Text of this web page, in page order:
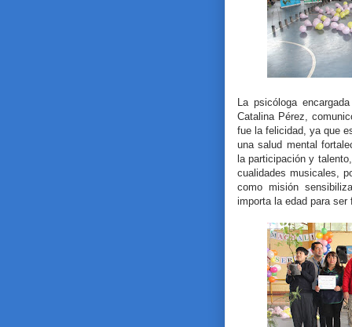
La psicóloga
Catalina Pérez,
fue la felicidad, ya que
una salud mental
la participación y
cualidades musicales,
como misión
importa la edad para ser